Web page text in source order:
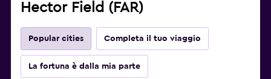
Hector Field (FAR)
Popular cities Completa il tuo viaggio
La fortuna è dalla mia parte